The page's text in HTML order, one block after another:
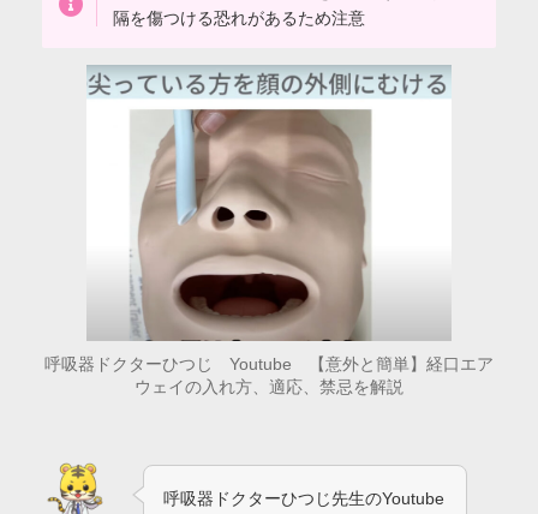
隔を傷つける恐れがあるため注意
呼吸器ドクターひつじ Youtube 【意外と簡単】経口エア
ウェイの入れ方、適応、禁忌を解説
呼吸器ドクターひつじ先生のYoutube